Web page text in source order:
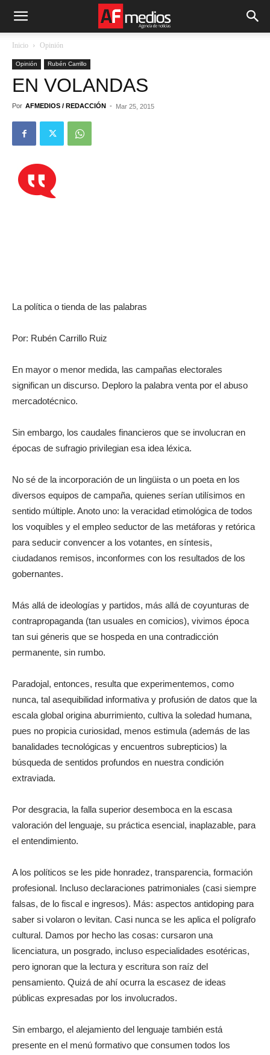
Inicio Opinión
Opinión Rubén Carrillo
EN VOLANDAS
Por AFMEDIOS / REDACCIÓN - Mar 25, 2015
La política o tienda de las palabras
Por: Rubén Carrillo Ruiz
En mayor o menor medida, las campañas electorales
significan un discurso. Deploro la palabra venta por el abuso
mercadotécnico.
Sin embargo, los caudales financieros que se involucran en
épocas de sufragio privilegian esa idea léxica.
No sé de la incorporación de un lingüista o un poeta en los
diversos equipos de campaña, quienes serían utilísimos en
sentido múltiple. Anoto uno: la veracidad etimológica de todos
los voquibles y el empleo seductor de las metáforas y retórica
para seducir convencer a los votantes, en síntesis,
ciudadanos remisos, inconformes con los resultados de los
gobernantes.
Más allá de ideologías y partidos, más allá de coyunturas de
contrapropaganda (tan usuales en comicios), vivimos época
tan sui géneris que se hospeda en una contradicción
permanente, sin rumbo.
Paradojal, entonces, resulta que experimentemos, como
nunca, tal asequibilidad informativa y profusión de datos que la
escala global origina aburrimiento, cultiva la soledad humana,
pues no propicia curiosidad, menos estimula (además de las
banalidades tecnológicas y encuentros subrepticios) la
búsqueda de sentidos profundos en nuestra condición
extraviada.
Por desgracia, la falla superior desemboca en la escasa
valoración del lenguaje, su práctica esencial, inaplazable, para
el entendimiento.
A los políticos se les pide honradez, transparencia, formación
profesional. Incluso declaraciones patrimoniales (casi siempre
falsas, de lo fiscal e ingresos). Más: aspectos antidoping para
saber si volaron o levitan. Casi nunca se les aplica el polígrafo
cultural. Damos por hecho las cosas: cursaron una
licenciatura, un posgrado, incluso especialidades esotéricas,
pero ignoran que la lectura y escritura son raíz del
pensamiento. Quizá de ahí ocurra la escasez de ideas
públicas expresadas por los involucrados.
Sin embargo, el alejamiento del lenguaje también está
presente en el menú formativo que consumen todos los